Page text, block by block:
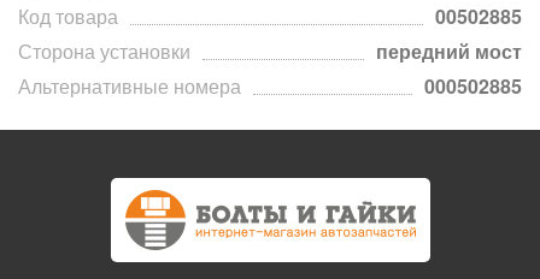
Код товара
00502885
Сторона установки
передний мост
Альтернативные номера
000502885